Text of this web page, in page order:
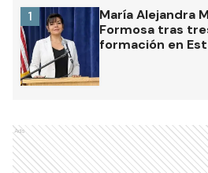
María Alejandra
Formosa tras
formación en
1
Ads